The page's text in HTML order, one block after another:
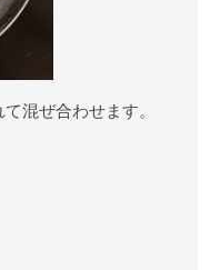
混ぜ合わせます。